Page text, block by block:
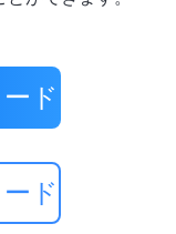
ド
ド